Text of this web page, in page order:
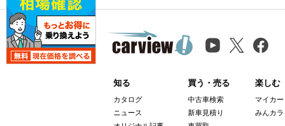
知る
カタログ
ニュース
買う・売る
中古車検索
新車見積り
楽しむ
マイカー
みんカラ